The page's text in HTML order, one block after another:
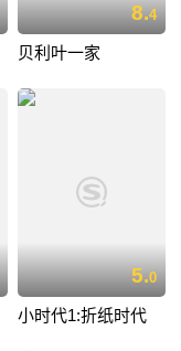
8.4
贝利叶一家
5.0
小时代1:折纸时代